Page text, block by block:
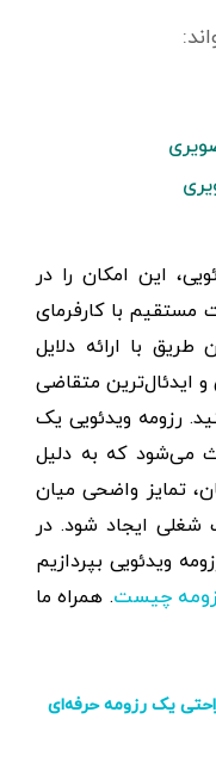
این امکان را در
مستقیم با کارفرمای
با ارائه دلایل
ایدئال‌ترین متقاضی
رزومه ویدئویی یک
می‌شود که به دلیل
تمایز واضحی میان
ایجاد شود. در
ویدئویی بپردازیم
چیست. همراه ما
یک رزومه حرفه‌ای